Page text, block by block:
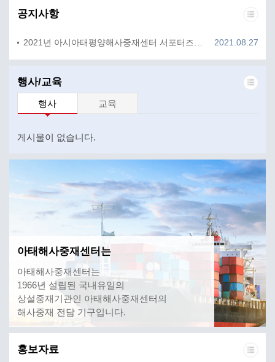
공지사항
2021.08.27
행사/교육
행사 교육
게시물이 없습니다.
아태해사중재센터는
아태해사중재센터는
1966년 설립된 국내유일의
상설중재기관인 아태해사중재센터의
해사중재 전담 기구입니다.
홍보자료